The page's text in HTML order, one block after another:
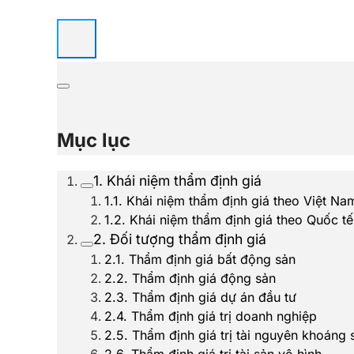
Mục lục
1. Khái niệm thẩm định giá
1.1. Khái niệm thẩm định giá theo Việt
1.2. Khái niệm thẩm định giá theo Quốc tế
2. Đối tượng thẩm định giá
2.1. Thẩm định giá bất động sản
2.2. Thẩm định giá động sản
2.3. Thẩm định giá dự án đầu tư
2.4. Thẩm định giá trị doanh nghiệp
2.5. Thẩm định giá trị tài nguyên khoáng